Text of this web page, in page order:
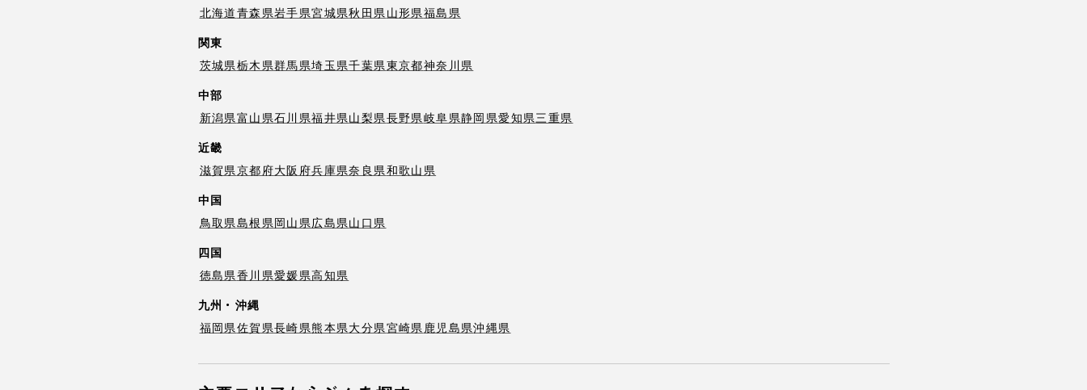
北海道青森県岩手県宮城県秋田県山形県福島県
関東
茨城県栃木県群馬県埼玉県千葉県東京都神奈川県
中部
新潟県富山県石川県福井県山梨県長野県岐阜県静岡県愛知県三重県
近畿
滋賀県京都府大阪府兵庫県奈良県和歌山県
中国
鳥取県島根県岡山県広島県山口県
四国
徳島県香川県愛媛県高知県
九州・沖縄
福岡県佐賀県長崎県熊本県大分県宮崎県鹿児島県沖縄県